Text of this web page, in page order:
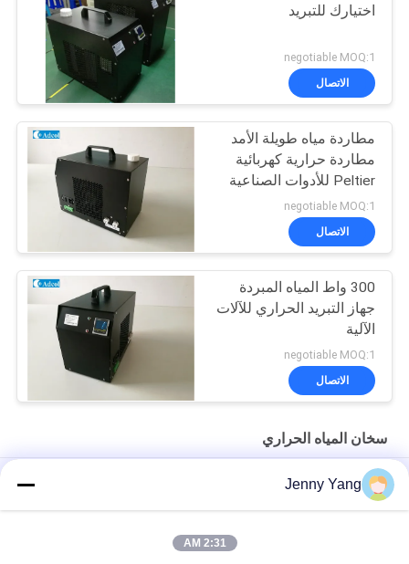
اختيارك للتبريد
negotiable MOQ:1
الاتصال
مطاردة مياه طويلة الأمد
مطاردة حرارية كهربائية
Peltier للأدوات الصناعية
negotiable MOQ:1
الاتصال
300 واط المياه المبردة
جهاز التبريد الحراري للآلات
الآلية
negotiable MOQ:1
الاتصال
سخان المياه الحراري
المختبر المقعد إعادة التداول 115VAC المبرد المائي الحراري الكهربائي
سلسلة 150W ARC هي جهاز تبريد إعادة التداول فوق المقعد يطبق على
Jenny Yang
2:31 AM